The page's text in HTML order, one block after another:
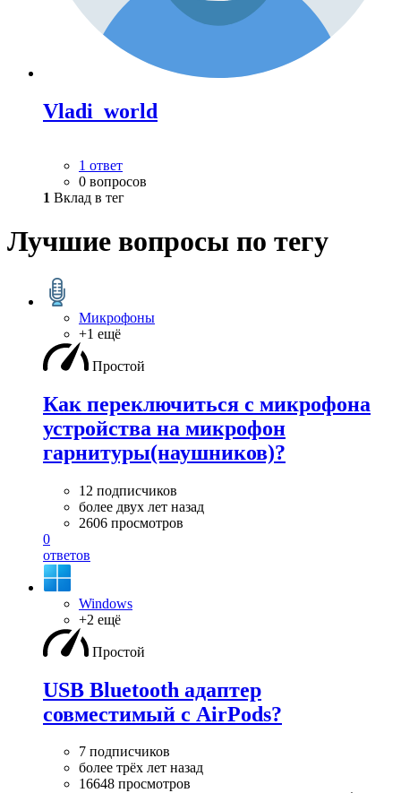
Vladi_world
1 ответ
0 вопросов
1 Вклад в тег
Лучшие вопросы по тегу
Микрофоны
+1 ещё
Простой
Как переключиться с микрофона
устройства на микрофон
гарнитуры(наушников)?
12 подписчиков
более двух лет назад
2606 просмотров
0
ответов
Windows
+2 ещё
Простой
USB Bluetooth адаптер
совместимый с AirPods?
7 подписчиков
более трёх лет назад
16648 просмотров